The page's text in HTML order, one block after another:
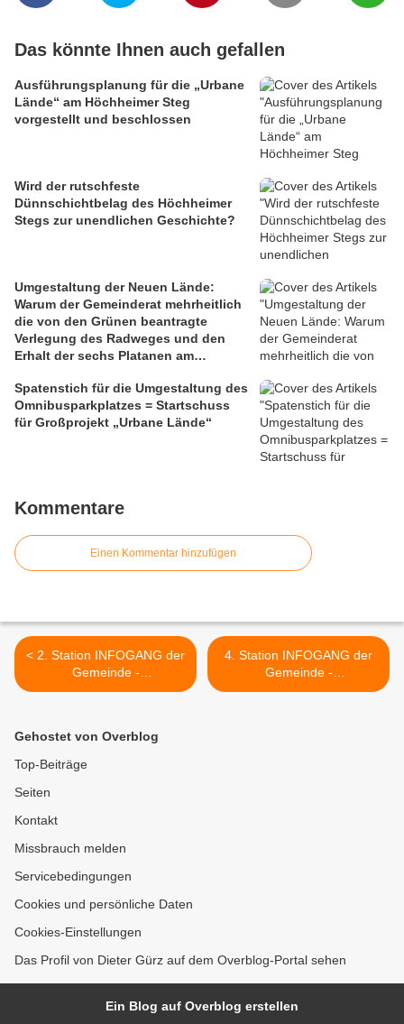
Das könnte Ihnen auch gefallen
Ausführungsplanung für die „Urbane
Lände“ am Höchheimer Steg
vorgestellt und beschlossen
Wird der rutschfeste
Dünnschichtbelag des Höchheimer
Stegs zur unendlichen Geschichte?
Umgestaltung der Neuen Lände:
Warum der Gemeinderat mehrheitlich
die von den Grünen beantragte
Verlegung des Radweges und den
Erhalt der sechs Platanen am
Spatenstich für die Umgestaltung des
Omnibusparkplatzes = Startschuss
für Großprojekt „Urbane Lände“
Kommentare
Einen Kommentar hinzufügen
< 2. Station INFOGANG der
Gemeinde -
Geschichtsträchtige
4. Station INFOGANG der
Gemeinde -
Mainfrankensäle im
Gehostet von Overblog
Top-Beiträge
Seiten
Kontakt
Missbrauch melden
Servicebedingungen
Cookies und persönliche Daten
Cookies-Einstellungen
Das Profil von Dieter Gürz auf dem Overblog-Portal sehen
Ein Blog auf Overblog erstellen